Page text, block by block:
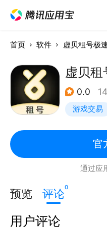
首页 软件 虚贝租号极
虚贝租
0.0
游戏交易
官
通过应
预览 评论0
用户评论